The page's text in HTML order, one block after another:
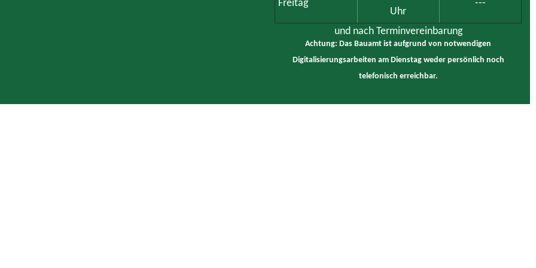
Freitag
Uhr
---
und nach Terminvereinbarung
Achtung: Das Bauamt ist aufgrund von notwendigen
Digitalisierungsarbeiten am Dienstag weder persönlich noch
telefonisch erreichbar.